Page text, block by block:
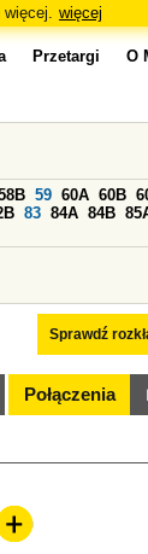
więcej
Przetargi O
Sprawdź
59 60A 60B
83 84A 84B
Połączenia